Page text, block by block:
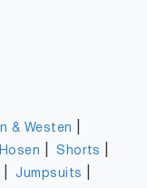
& Westen
Hosen |Shorts
|Jumpsuits